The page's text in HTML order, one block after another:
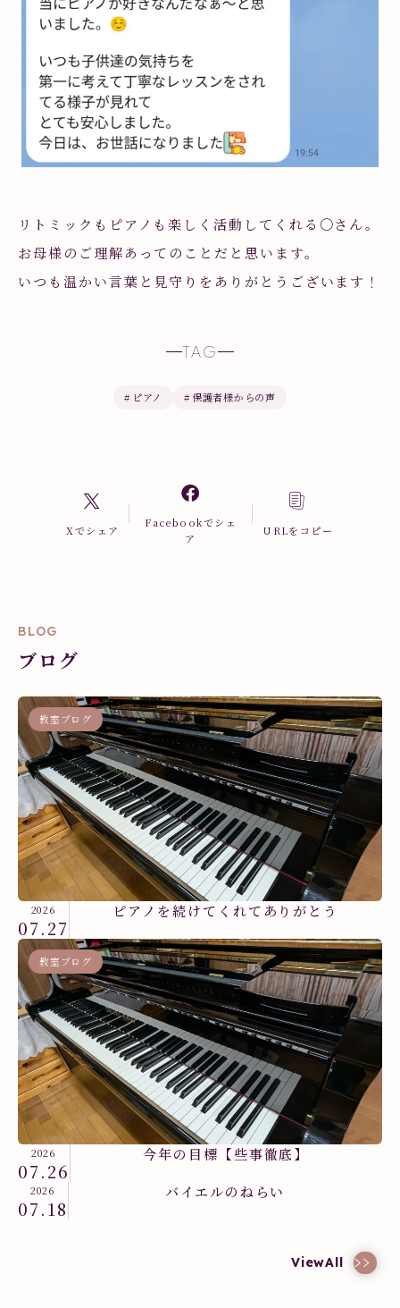
リトミックもピアノも楽しく活動してくれる〇さん。
お母様のご理解あってのことだと思います。
いつも温かい言葉と見守りをありがとうございます！
TAG
# ピアノ # 保護者様からの声
Xでシェア
Facebookでシェ
ア
URLをコピー
BLOG
ブログ
教室ブログ
2026
07.27
ピアノを続けてくれてありがとう
教室ブログ
2026
07.26
今年の目標【些事徹底】
教室ブログ
2026
07.18
バイエルのねらい
ViewAll